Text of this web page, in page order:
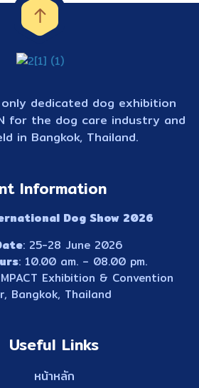
dedicated dog exhibition
for the dog care industry and
in Bangkok, Thailand.
Information
Dog Show 2026
: 25-28 June 2026
: 10.00 am. – 08.00 pm.
Exhibition & Convention
Bangkok, Thailand
Useful Links
หน้าหลัก